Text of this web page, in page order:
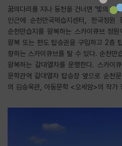
꿈의다리를 지나 동천을 건너면 ‘빛의서
인근에 순천만국제습지센터, 한국정원
순천만습지를 왕복하는 스카이큐브 정
왕복 또는 편도 탑승권을 구입하고 2층
향하는 스카이큐브를 탈 수 있다. 순천만
왕복하는 갈대열차를 운행한다. 스카이
문학관역 갈대열차 탑승장 옆으로 순천
의 김승옥관, 아동문학 <오세암>의 작가